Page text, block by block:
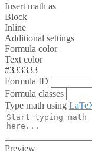
Insert math as
Block
Inline
Additional settings
Formula color
Text color
#333333
Formula ID
Formula classes
Type math using
Preview